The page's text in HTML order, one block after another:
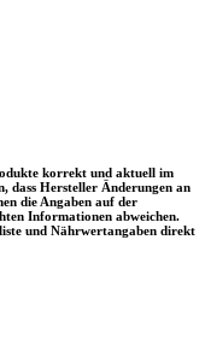
korrekt und aktuell im
dass Hersteller Änderungen an
die Angaben auf der
Informationen abweichen.
und Nährwertangaben direkt